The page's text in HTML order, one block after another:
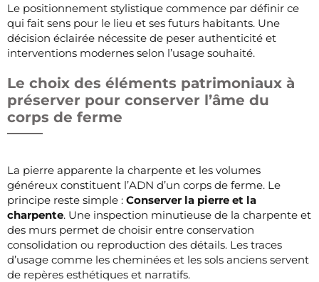
Le positionnement stylistique commence par définir ce
qui fait sens pour le lieu et ses futurs habitants. Une
décision éclairée nécessite de peser authenticité et
interventions modernes selon l’usage souhaité.
Le choix des éléments patrimoniaux à
préserver pour conserver l’âme du
corps de ferme
La pierre apparente la charpente et les volumes
généreux constituent l’ADN d’un corps de ferme. Le
principe reste simple : Conserver la pierre et la
charpente. Une inspection minutieuse de la charpente et
des murs permet de choisir entre conservation
consolidation ou reproduction des détails. Les traces
d’usage comme les cheminées et les sols anciens servent
de repères esthétiques et narratifs.